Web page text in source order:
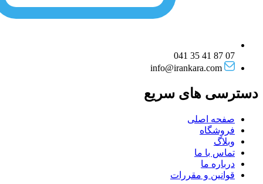
07 87 41 35 041
info@irankara.com
دسترسی های سریع
صفحه اصلی
فروشگاه
وبلاگ
تماس با ما
درباره ما
قوانین و مقررات